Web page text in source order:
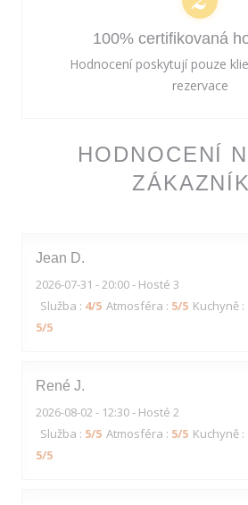
HODNOCENÍ
Jean D
2026-07-31 - 20:00 - Hosté 3
Služba : 4/5 Atmosféra : 5/5 Kuchyně :
5/5
René J
2026-08-02 - 12:30 - Hosté 2
Služba : 5/5 Atmosféra : 5/5 Kuchyně :
5/5
100% certifikovaná
Hodnocení poskytují pouze
rezervace